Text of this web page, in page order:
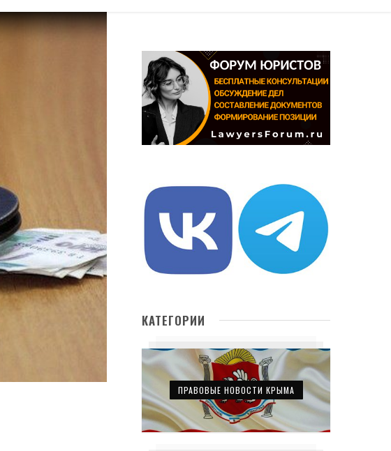
КАТЕГОРИИ
ПРАВОВЫЕ НОВОСТИ КРЫМА